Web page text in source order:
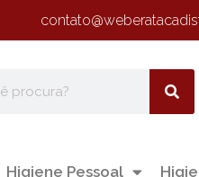
Higiene Pessoal